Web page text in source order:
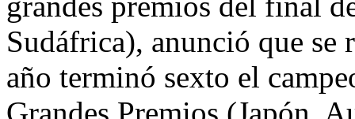
Sudáfrica), anunció que
año terminó sexto el
Grandes Premios (Japón,